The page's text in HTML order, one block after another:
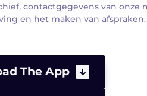
contactgegevens van onze
en het maken van afspraken.
The App